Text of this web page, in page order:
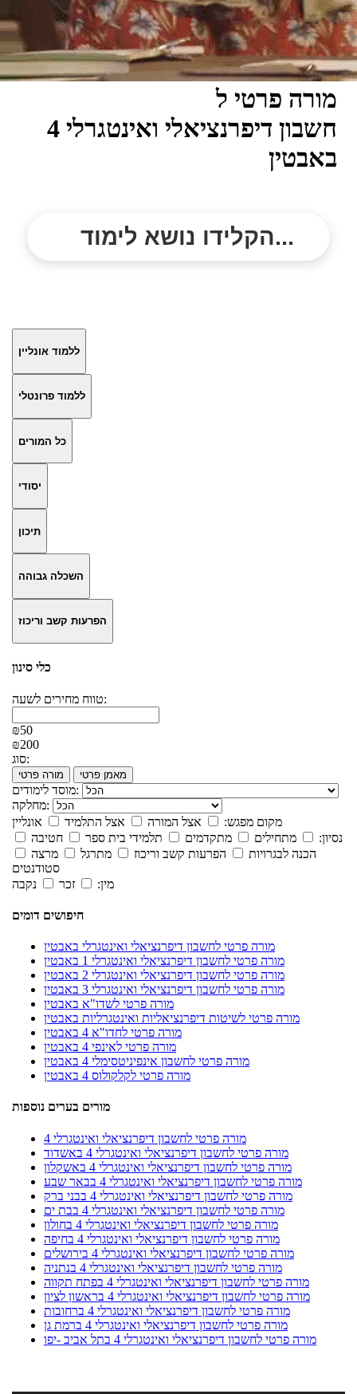
מורה פרטי ל
חשבון דיפרנציאלי ואינטגרלי 4
באבטין
הקלידו נושא לימוד...
ללמוד אונליין
ללמוד פרונטלי
כל המורים
יסודי
תיכון
השכלה גבוהה
הפרעות קשב וריכוז
כלי סינון
טווח מחירים לשעה:
₪50
₪200
סוג:
מורה פרטי מאמן פרטי
מוסד לימודים:
מחלקה:
מקום מפגש:
אצל המורה אצל התלמיד
אונליין
נסיון:
מתחילים מתקדמים תלמידי בית ספר
חטיבה
הכנה לבגרויות
הפרעות קשב וריכוז מתרגל
מרצה
סטודנטים
מין:
זכר נקבה
חיפושים דומים
מורה פרטי לחשבון דיפרנציאלי ואינטגרלי באבטין
מורה פרטי לחשבון דיפרנציאלי ואינטגרלי 1 באבטין
מורה פרטי לחשבון דיפרנציאלי ואינטגרלי 2 באבטין
מורה פרטי לחשבון דיפרנציאלי ואינטגרלי 3 באבטין
מורה פרטי לשדו"א באבטין
מורה פרטי לשיטות דיפרנציאליות ואינטגרליות באבטין
מורה פרטי לחדו"א 4 באבטין
מורה פרטי לאינפי 4 באבטין
מורה פרטי לחשבון אינפיניטסימלי 4 באבטין
מורה פרטי לקלקולוס 4 באבטין
מורים בערים נוספות
מורה פרטי לחשבון דיפרנציאלי ואינטגרלי 4
מורה פרטי לחשבון דיפרנציאלי ואינטגרלי 4 באשדוד
מורה פרטי לחשבון דיפרנציאלי ואינטגרלי 4 באשקלון
מורה פרטי לחשבון דיפרנציאלי ואינטגרלי 4 בבאר שבע
מורה פרטי לחשבון דיפרנציאלי ואינטגרלי 4 בבני ברק
מורה פרטי לחשבון דיפרנציאלי ואינטגרלי 4 בבת ים
מורה פרטי לחשבון דיפרנציאלי ואינטגרלי 4 בחולון
מורה פרטי לחשבון דיפרנציאלי ואינטגרלי 4 בחיפה
מורה פרטי לחשבון דיפרנציאלי ואינטגרלי 4 בירושלים
מורה פרטי לחשבון דיפרנציאלי ואינטגרלי 4 בנתניה
מורה פרטי לחשבון דיפרנציאלי ואינטגרלי 4 בפתח תקווה
מורה פרטי לחשבון דיפרנציאלי ואינטגרלי 4 בראשון לציון
מורה פרטי לחשבון דיפרנציאלי ואינטגרלי 4 ברחובות
מורה פרטי לחשבון דיפרנציאלי ואינטגרלי 4 ברמת גן
מורה פרטי לחשבון דיפרנציאלי ואינטגרלי 4 בתל אביב -יפו